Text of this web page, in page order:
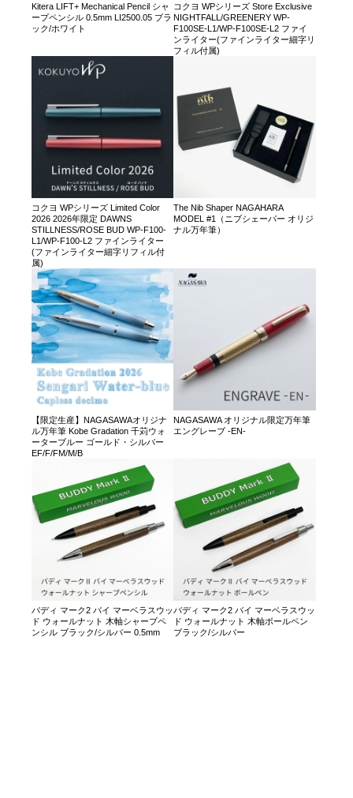
Kitera LIFT+ Mechanical Pencil シャ
ープペンシル 0.5mm LI2500.05 ブラ
ック/ホワイト
コクヨ WPシリーズ Store Exclusive
NIGHTFALL/GREENERY WP-
F100SE-L1/WP-F100SE-L2 ファイ
ンライター(ファインライター細字リ
フィル付属)
コクヨ WPシリーズ Limited Color
2026 2026年限定 DAWNS
STILLNESS/ROSE BUD WP-F100-
L1/WP-F100-L2 ファインライター
(ファインライター細字リフィル付
属)
The Nib Shaper NAGAHARA
MODEL #1（ニブシェーパー オリジ
ナル万年筆）
【限定生産】NAGASAWAオリジナ
ル万年筆 Kobe Gradation 千苅ウォ
ーターブルー ゴールド・シルバー
EF/F/FM/M/B
NAGASAWA オリジナル限定万年筆
エングレーブ -EN-
バディ マーク2 バイ マーベラスウッ
ド ウォールナット 木軸シャープペ
ンシル ブラック/シルバー 0.5mm
バディ マーク2 バイ マーベラスウッ
ド ウォールナット 木軸ボールペン
ブラック/シルバー